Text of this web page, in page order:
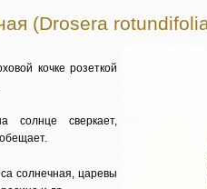
(Drosera
кочке розеткой
солнце сверкает,
солнечная, царевы